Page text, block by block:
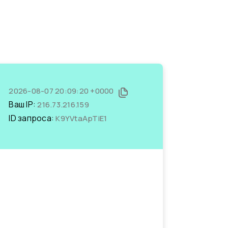
2026-08-07 20:09:20 +0000
Ваш IP:216.73.216.159
ID запроса:K9YVtaApTiE1